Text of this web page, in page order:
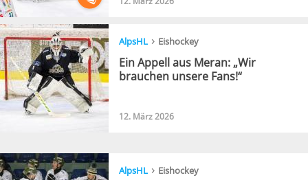
AlpsHL › Eishockey
Ein Appell aus Meran: „Wir
brauchen unsere Fans!“
12. März 2026
AlpsHL › Eishockey